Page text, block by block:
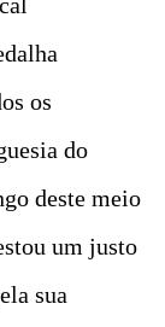
os
do
deste meio
um justo
sua